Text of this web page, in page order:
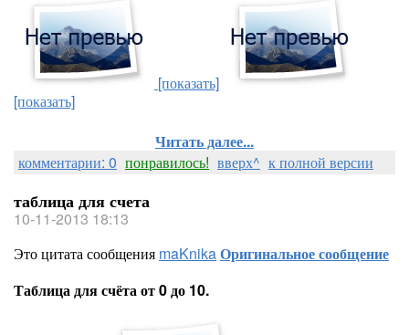
[показать]
[показать]
Читать далее...
комментарии: 0 понравилось! вверх^ к полной версии
таблица для счета
10-11-2013 18:13
Это цитата сообщения maKnikaОригинальное сообщение
Таблица для счёта от 0 до 10.